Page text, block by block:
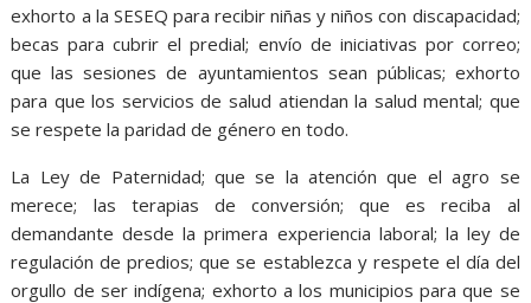
exhorto a la SESEQ para recibir niñas y niños con discapacidad;
becas para cubrir el predial; envío de iniciativas por correo;
que las sesiones de ayuntamientos sean públicas; exhorto
para que los servicios de salud atiendan la salud mental; que
se respete la paridad de género en todo.
La Ley de Paternidad; que se la atención que el agro se
merece; las terapias de conversión; que es reciba al
demandante desde la primera experiencia laboral; la ley de
regulación de predios; que se establezca y respete el día del
orgullo de ser indígena; exhorto a los municipios para que se